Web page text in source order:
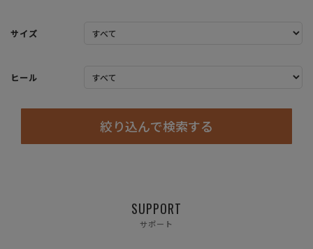
サイズ
ヒール
絞り込んで検索する
SUPPORT
サポート